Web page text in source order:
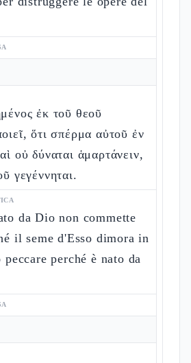
ἐκ τοῦ θεοῦ
ὅτι σπέρμα αὐτοῦ ἐν
οὐ δύναται ἁμαρτάνειν,
γεγέννηται.
da Dio non commette
il seme d'Esso dimora in
perché è nato da